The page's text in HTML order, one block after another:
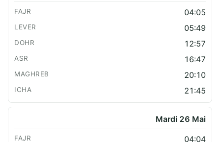
04:05
05:49
12:57
16:47
20:10
21:45
Mardi 26 Mai
04:04